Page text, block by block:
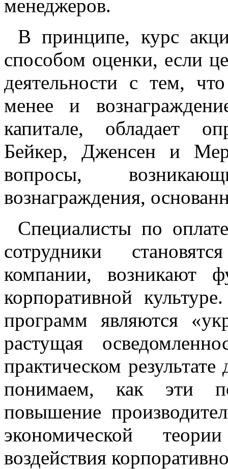
менеджеров.
В принципе, курс
способом оценки, если
деятельности с тем,
менее и
капитале, обладает
Бейкер, Дженсен и
вопросы,
вознаграждения,
Специалисты по
сотрудники
компании, возникают
корпоративной
программ являются
растущая
практическом
понимаем, как эти
повышение
экономической
воздействия